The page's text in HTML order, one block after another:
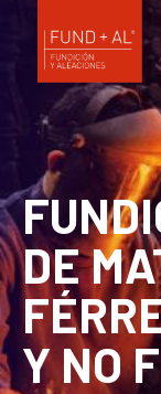
DE
Y NO